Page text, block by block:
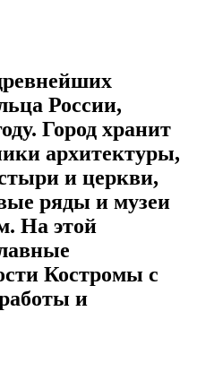
России,
Город хранит
архитектуры,
и церкви,
ряды и музеи
На этой
Костромы с
и